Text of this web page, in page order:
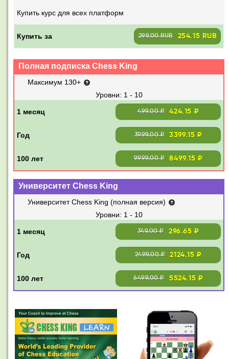
Купить курс для всех платформ
Купить за 299.00 RUB 254.15 RUB
Полная подписка Chess King
Максимум 130+
1 - 10
499.00 ₽ 424.15 ₽
3999.00 ₽ 3399.15 ₽
9999.00 ₽ 8499.15 ₽
Университет Chess King
Университет Chess King (полная версия)
1 - 10
349.00 ₽ 296.65 ₽
2499.00 ₽ 2124.15 ₽
6499.00 ₽ 5524.15 ₽